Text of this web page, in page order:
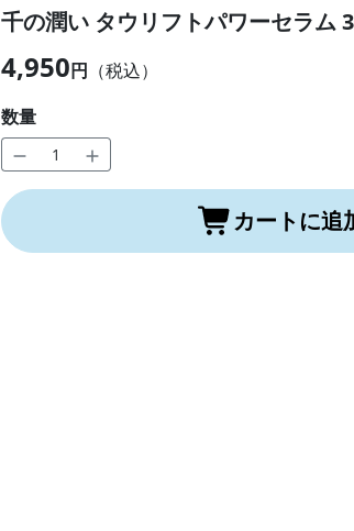
千の潤い タウリフトパワーセラム
4,950円 （税込）
数量
カートに追